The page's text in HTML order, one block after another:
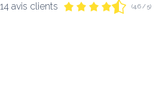
14 avis clients (4,6 / 5)